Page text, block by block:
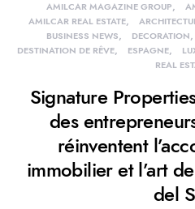
AMILCAR MAGAZINE GROUP
AMILCAR REAL ESTATE
BUSINESS NEWS
DECORATION
DESTINATION DE RÊVE
ESPAGNE
REAL
Signature
des
réinventent
immobilier et l’art
del